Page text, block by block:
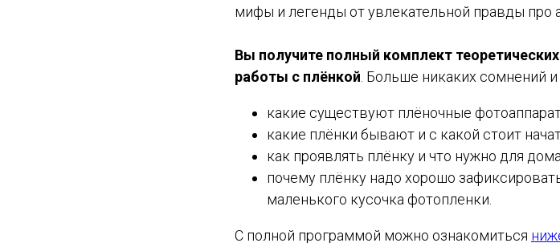
мифы и легенды от увлекательной правды про
Вы получите полный комплект
работы с плёнкой. Больше никаких сомнений и
какие существуют плёночные
какие плёнки бывают и с какой стоит
как проявлять плёнку и что нужно для
почему плёнку надо хорошо
маленького кусочка фотопленки.
С полной программой можно ознакомиться